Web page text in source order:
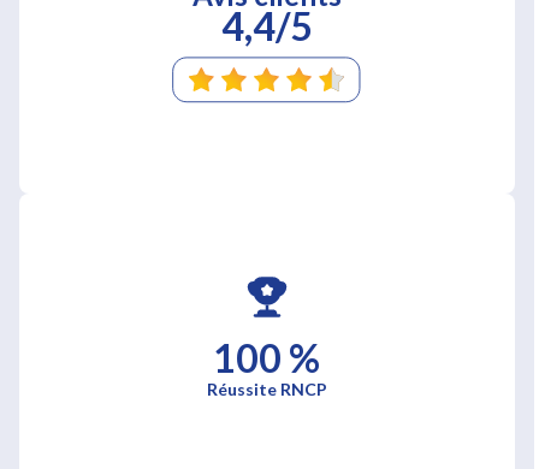
4,4/5
100 %
Réussite RNCP